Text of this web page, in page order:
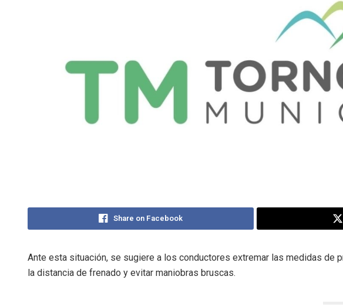
Share on Facebook
Ante esta situación, se sugiere a los conductores extremar las medidas de
la distancia de frenado y evitar maniobras bruscas.